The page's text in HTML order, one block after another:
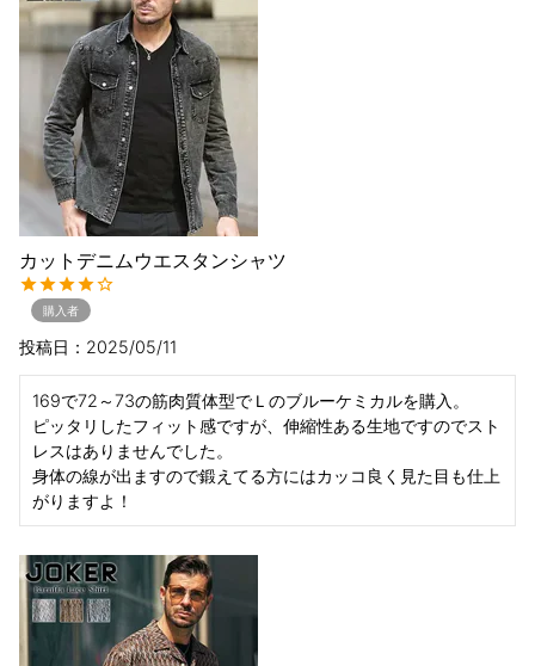
カットデニムウエスタンシャツ
購入者
投稿日 2025/05/11
169で72～73の筋肉質体型でＬのブルーケミカルを購入。
ピッタリしたフィット感ですが、伸縮性ある生地ですのでスト
レスはありませんでした。
身体の線が出ますので鍛えてる方にはカッコ良く見た目も仕上